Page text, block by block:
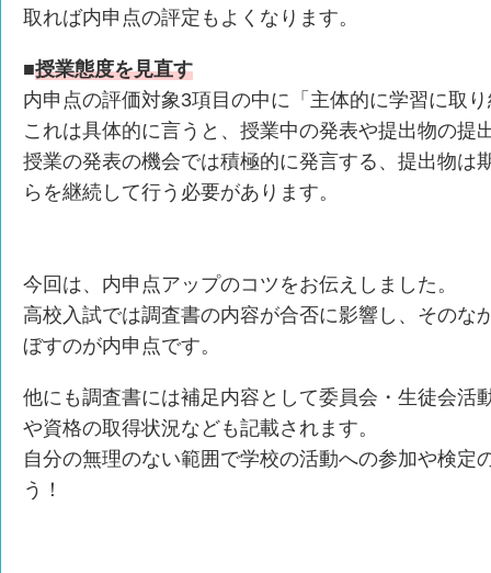
取れば内申点の評定もよくなります。
■授業態度を見直す
内申点の評価対象3項目の中に「主体的に学習に取
これは具体的に言うと、授業中の発表や提出物の提
授業の発表の機会では積極的に発言する、提出物は
らを継続して行う必要があります。
今回は、内申点アップのコツをお伝えしました。
高校入試では調査書の内容が合否に影響し、そのな
ぼすのが内申点です。
他にも調査書には補足内容として委員会・生徒会活
や資格の取得状況なども記載されます。
自分の無理のない範囲で学校の活動への参加や検定
う！